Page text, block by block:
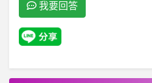
我要回答